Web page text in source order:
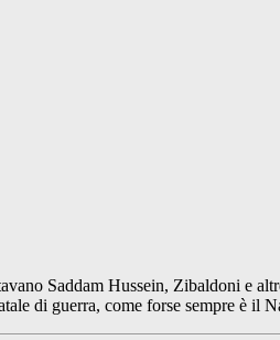
Saddam Hussein, Zibaldoni e
di guerra, come forse sempre è il